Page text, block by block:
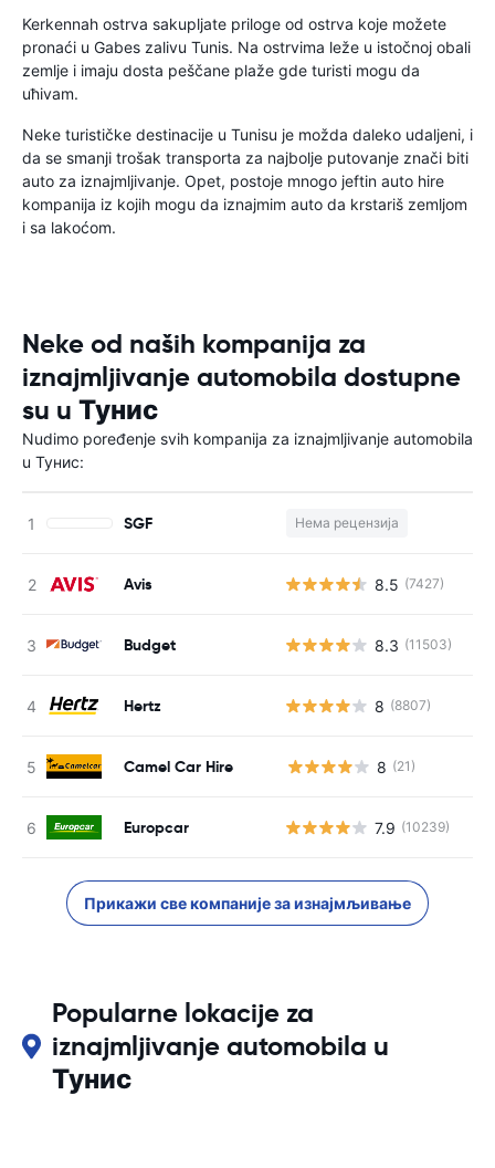
Kerkennah ostrva sakupljate priloge od ostrva koje možete
pronaći u Gabes zalivu Tunis. Na ostrvima leže u istočnoj obali
zemlje i imaju dosta peščane plaže gde turisti mogu da
uћivam.
Neke turističke destinacije u Tunisu je možda daleko udaljeni, i
da se smanji trošak transporta za najbolje putovanje znači biti
auto za iznajmljivanje. Opet, postoje mnogo jeftin auto hire
kompanija iz kojih mogu da iznajmim auto da krstariš zemljom
i sa lakoćom.
Neke od naših kompanija za
iznajmljivanje automobila dostupne
su u Тунис
Nudimo poređenje svih kompanija za iznajmljivanje automobila
u Тунис:
SGF Нема рецензија
Avis 8.5 (7427)
Budget 8.3 (11503)
Hertz 8 (8807)
Camel Car Hire 8 (21)
Europcar 7.9 (10239)
Прикажи све компаније за изнајмљивање
Popularne lokacije za
iznajmljivanje automobila u
Тунис